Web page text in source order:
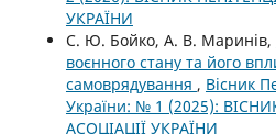
УКРАЇНИ
С. Ю. Бойко, А. В. Маринів,
воєнного стану та його
самоврядування , Вісник
України: № 1 (2025):
АСОЦІАЦІЇ УКРАЇНИ